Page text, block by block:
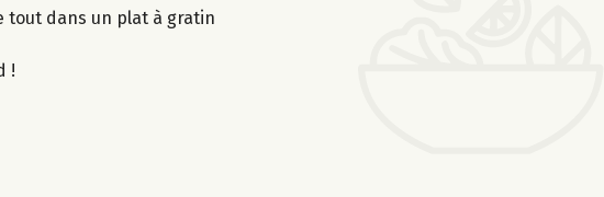
tout dans un plat à gratin
!